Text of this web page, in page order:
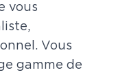
vous
Vous
gamme de